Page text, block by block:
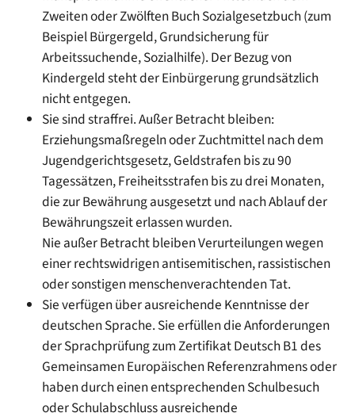
Zweiten oder Zwölften Buch Sozialgesetzbuch (zum
Beispiel Bürgergeld, Grundsicherung für
Arbeitssuchende, Sozialhilfe). Der Bezug von
Kindergeld steht der Einbürgerung grundsätzlich
nicht entgegen.
Sie sind straffrei. Außer Betracht bleiben:
Erziehungsmaßregeln oder Zuchtmittel nach dem
Jugendgerichtsgesetz, Geldstrafen bis zu 90
Tagessätzen, Freiheitsstrafen bis zu drei Monaten,
die zur Bewährung ausgesetzt und nach Ablauf der
Bewährungszeit erlassen wurden.
Nie außer Betracht bleiben Verurteilungen wegen
einer rechtswidrigen antisemitischen, rassistischen
oder sonstigen menschenverachtenden Tat.
Sie verfügen über ausreichende Kenntnisse der
deutschen Sprache. Sie erfüllen die Anforderungen
der Sprachprüfung zum Zertifikat Deutsch B1 des
Gemeinsamen Europäischen Referenzrahmens oder
haben durch einen entsprechenden Schulbesuch
oder Schulabschluss ausreichende